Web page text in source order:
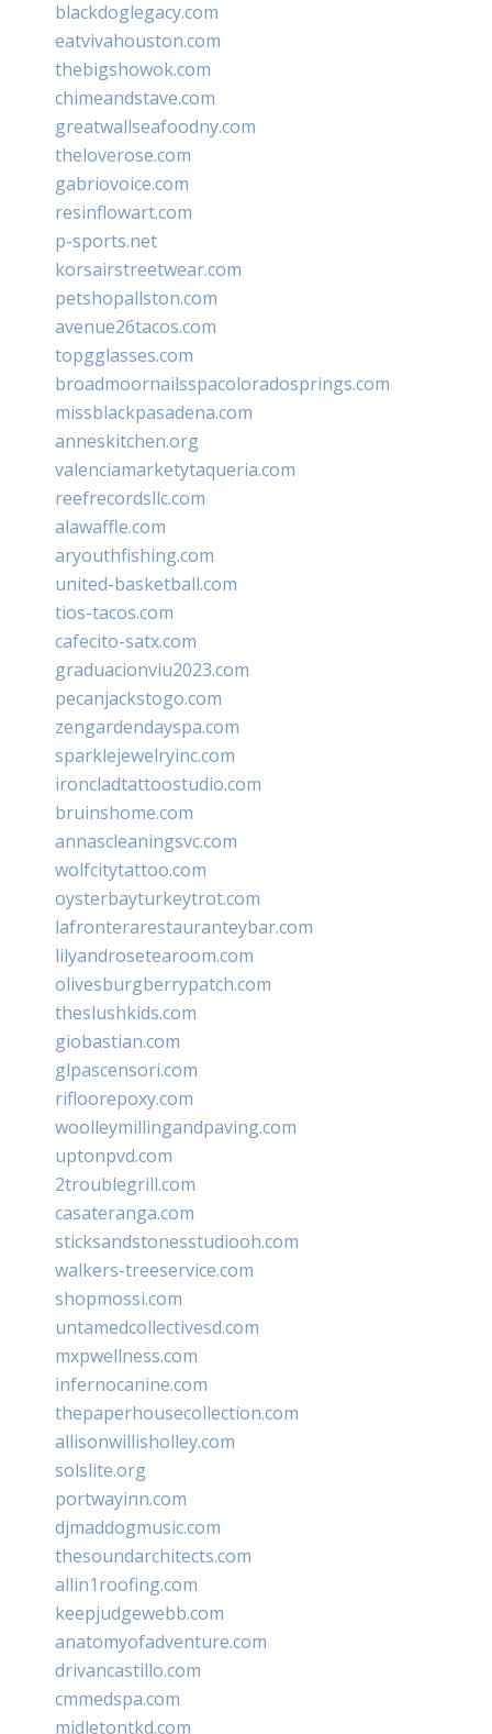
blackdoglegacy.com
eatvivahouston.com
thebigshowok.com
chimeandstave.com
greatwallseafoodny.com
theloverose.com
gabriovoice.com
resinflowart.com
p-sports.net
korsairstreetwear.com
petshopallston.com
avenue26tacos.com
topgglasses.com
broadmoornailsspacoloradosprings.com
missblackpasadena.com
anneskitchen.org
valenciamarketytaqueria.com
reefrecordsllc.com
alawaffle.com
aryouthfishing.com
united-basketball.com
tios-tacos.com
cafecito-satx.com
graduacionviu2023.com
pecanjackstogo.com
zengardendayspa.com
sparklejewelryinc.com
ironcladtattoostudio.com
bruinshome.com
annascleaningsvc.com
wolfcitytattoo.com
oysterbayturkeytrot.com
lafronterarestauranteybar.com
lilyandrosetearoom.com
olivesburgberrypatch.com
theslushkids.com
giobastian.com
glpascensori.com
rifloorepoxy.com
woolleymillingandpaving.com
uptonpvd.com
2troublegrill.com
casateranga.com
sticksandstonesstudiooh.com
walkers-treeservice.com
shopmossi.com
untamedcollectivesd.com
mxpwellness.com
infernocanine.com
thepaperhousecollection.com
allisonwillisholley.com
solslite.org
portwayinn.com
djmaddogmusic.com
thesoundarchitects.com
allin1roofing.com
keepjudgewebb.com
anatomyofadventure.com
drivancastillo.com
cmmedspa.com
midletontkd.com